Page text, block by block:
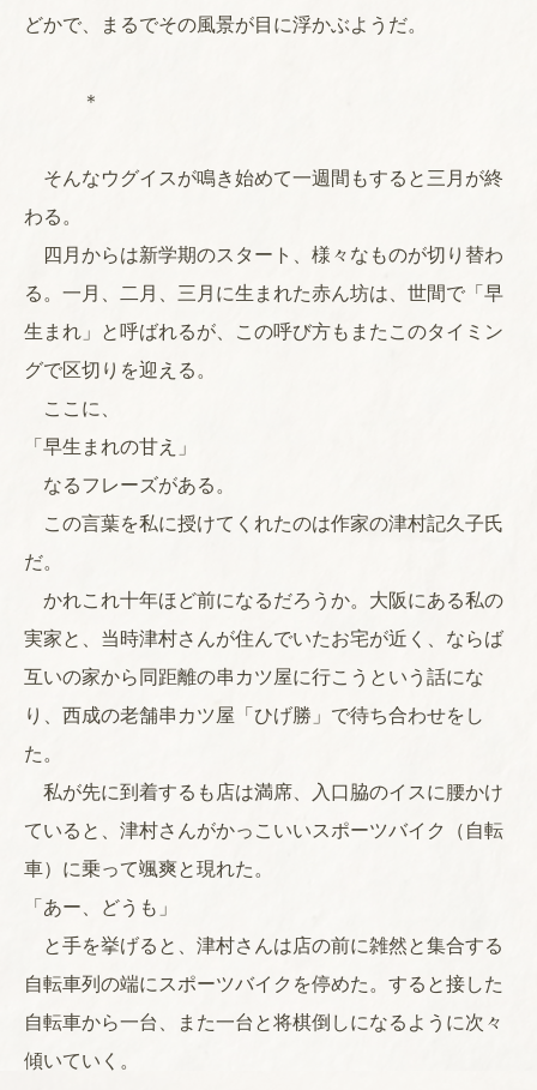
どかで、まるでその風景が目に浮かぶようだ。
＊
そんなウグイスが鳴き始めて一週間もすると三月が終
わる。
四月からは新学期のスタート、様々なものが切り替わ
る。一月、二月、三月に生まれた赤ん坊は、世間で「早
生まれ」と呼ばれるが、この呼び方もまたこのタイミン
グで区切りを迎える。
ここに、
「早生まれの甘え」
なるフレーズがある。
この言葉を私に授けてくれたのは作家の津村記久子氏
だ。
かれこれ十年ほど前になるだろうか。大阪にある私の
実家と、当時津村さんが住んでいたお宅が近く、ならば
互いの家から同距離の串カツ屋に行こうという話にな
り、西成の老舗串カツ屋「ひげ勝」で待ち合わせをし
た。
私が先に到着するも店は満席、入口脇のイスに腰かけ
ていると、津村さんがかっこいいスポーツバイク（自転
車）に乗って颯爽と現れた。
「あー、どうも」
と手を挙げると、津村さんは店の前に雑然と集合する
自転車列の端にスポーツバイクを停めた。すると接した
自転車から一台、また一台と将棋倒しになるように次々
傾いていく。